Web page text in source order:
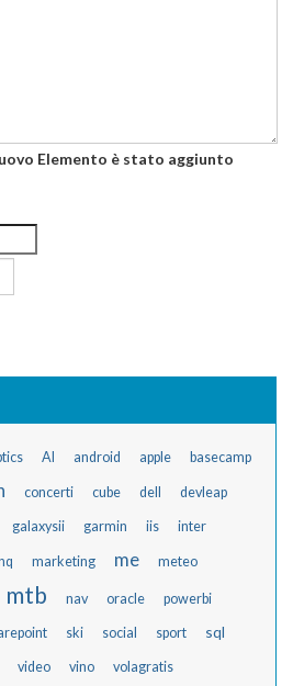
Elemento è stato aggiunto
AI android apple basecamp
concerti cube dell devleap
galaxysii garmin iis inter
marketing me meteo
mtb nav oracle powerbi
ski social sport sql
video vino volagratis